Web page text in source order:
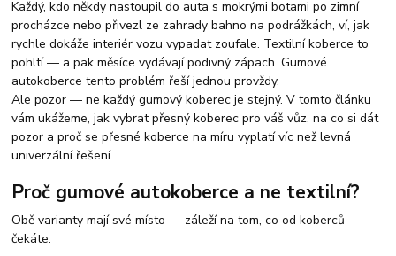
Každý, kdo někdy nastoupil do auta s mokrými botami po zimní
procházce nebo přivezl ze zahrady bahno na podrážkách, ví, jak
rychle dokáže interiér vozu vypadat zoufale. Textilní koberce to
pohltí — a pak měsíce vydávají podivný zápach. Gumové
autokoberce tento problém řeší jednou provždy.
Ale pozor — ne každý gumový koberec je stejný. V tomto článku
vám ukážeme, jak vybrat přesný koberec pro váš vůz, na co si dát
pozor a proč se přesné koberce na míru vyplatí víc než levná
univerzální řešení.
Proč gumové autokoberce a ne textilní?
Obě varianty mají své místo — záleží na tom, co od koberců
čekáte.